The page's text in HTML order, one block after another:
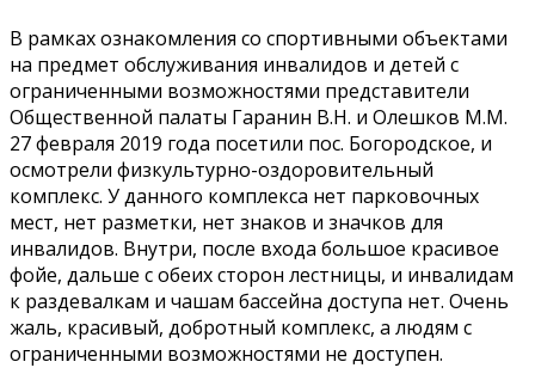
В рамках ознакомления со спортивными объектами
на предмет обслуживания инвалидов и детей с
ограниченными возможностями представители
Общественной палаты Гаранин В.Н. и Олешков М.М.
27 февраля 2019 года посетили пос. Богородское, и
осмотрели физкультурно-оздоровительный
комплекс. У данного комплекса нет парковочных
мест, нет разметки, нет знаков и значков для
инвалидов. Внутри, после входа большое красивое
фойе, дальше с обеих сторон лестницы, и инвалидам
к раздевалкам и чашам бассейна доступа нет. Очень
жаль, красивый, добротный комплекс, а людям с
ограниченными возможностями не доступен.